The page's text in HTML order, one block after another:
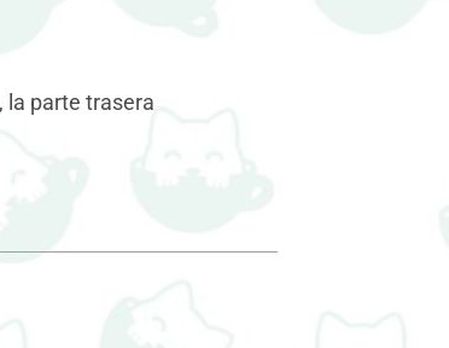
la parte trasera